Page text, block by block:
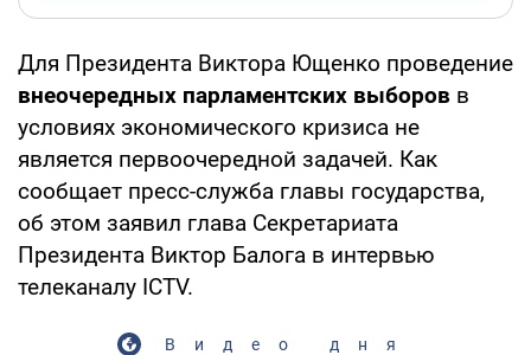
Для Президента Виктора Ющенко проведение
внеочередных парламентских выборов в
условиях экономического кризиса не
является первоочередной задачей. Как
сообщает пресс-служба главы государства,
об этом заявил глава Секретариата
Президента Виктор Балога в интервью
телеканалу ICTV.
Видео дня